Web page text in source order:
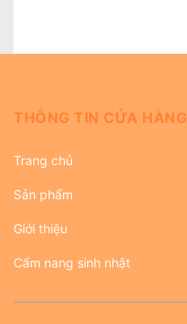
THÔNG TIN CỬA HÀNG
Trang chủ
Sản phẩm
Giới thiệu
Cẩm nang sinh nhật